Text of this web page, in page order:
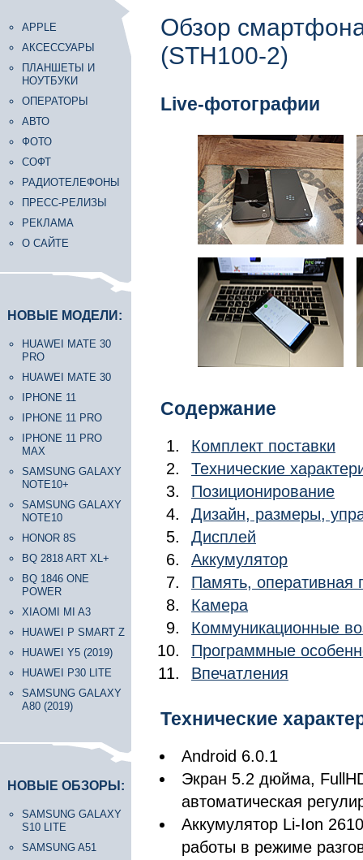
APPLE
АКСЕССУАРЫ
ПЛАНШЕТЫ И
НОУТБУКИ
ОПЕРАТОРЫ
АВТО
ФОТО
СОФТ
РАДИОТЕЛЕФОНЫ
ПРЕСС-РЕЛИЗЫ
РЕКЛАМА
О САЙТЕ
НОВЫЕ МОДЕЛИ:
HUAWEI MATE 30
PRO
HUAWEI MATE 30
IPHONE 11
IPHONE 11 PRO
IPHONE 11 PRO
MAX
SAMSUNG GALAXY
NOTE10+
SAMSUNG GALAXY
NOTE10
HONOR 8S
BQ 2818 ART XL+
BQ 1846 ONE
POWER
XIAOMI MI A3
HUAWEI P SMART Z
HUAWEI Y5 (2019)
HUAWEI P30 LITE
SAMSUNG GALAXY
A80 (2019)
НОВЫЕ ОБЗОРЫ:
SAMSUNG GALAXY
S10 LITE
SAMSUNG A51
Обзор
(STH100-2)
Live-фотографии
Содержание
Комплект поставки
Технические
Позиционирование
Дизайн, размеры,
Дисплей
Аккумулятор
Память, оперативная
Камера
Коммуникационные
Программные
Впечатления
Технические
Android 6.0.1
Экран 5.2 дюйма,
автоматическая
Аккумулятор Li-Ion
работы в режиме